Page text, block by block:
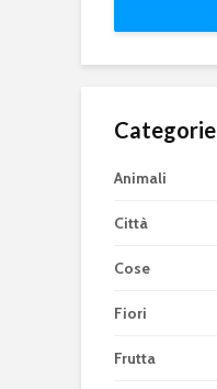
Categorie
Animali
Città
Cose
Fiori
Frutta